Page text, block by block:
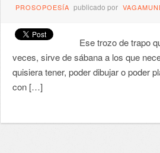
PROSOPOESÍA publicado por
Ese trozo de trapo
veces, sirve de sábana a los que
quisiera tener, poder dibujar o poder
con […]